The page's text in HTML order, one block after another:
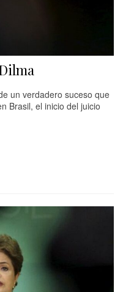
un verdadero suceso que
Brasil, el inicio del juicio